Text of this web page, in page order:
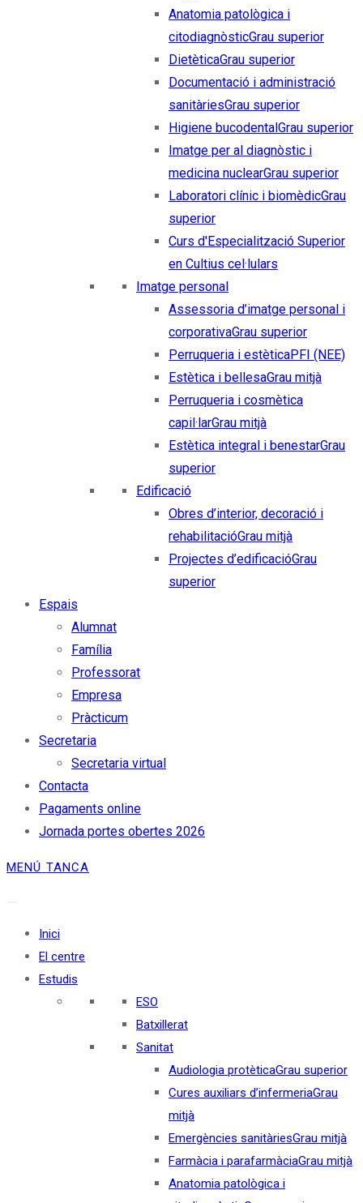
Anatomia patològica i
citodiagnòsticGrau superior
DietèticaGrau superior
Documentació i administració
sanitàriesGrau superior
Higiene bucodentalGrau superior
Imatge per al diagnòstic i
medicina nuclearGrau superior
Laboratori clínic i biomèdicGrau
superior
Curs d'Especialització Superior
en Cultius cel·lulars
Imatge personal
Assessoria d’imatge personal i
corporativaGrau superior
Perruqueria i estèticaPFI (NEE)
Estètica i bellesaGrau mitjà
Perruqueria i cosmètica
capil·larGrau mitjà
Estètica integral i benestarGrau
superior
Edificació
Obres d’interior, decoració i
rehabilitacióGrau mitjà
Projectes d’edificacióGrau
superior
Espais
Alumnat
Família
Professorat
Empresa
Pràcticum
Secretaria
Secretaria virtual
Contacta
Pagaments online
Jornada portes obertes 2026
MENÚ TANCA
Inici
El centre
Estudis
ESO
Batxillerat
Sanitat
Audiologia protèticaGrau superior
Cures auxiliars d’infermeriaGrau
mitjà
Emergències sanitàriesGrau mitjà
Farmàcia i parafarmàciaGrau mitjà
Anatomia patològica i